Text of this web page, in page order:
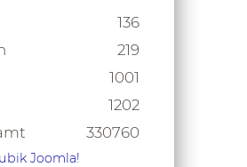
136
219
1001
1202
330760
Joomla!